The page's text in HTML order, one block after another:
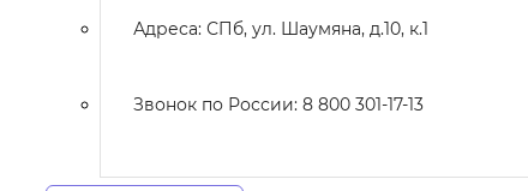
Адреса: СПб, ул. Шаумяна, д.10, к.1
Звонок по России: 8 800 301-17-13